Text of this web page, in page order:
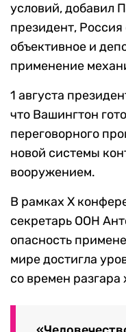
условий, добавил
президент,
объективное и
применение
1 августа
что Вашингтон
переговорного
новой системы
вооружением.
В рамках X
секретарь ООН
опасность
мире достигла
со времен